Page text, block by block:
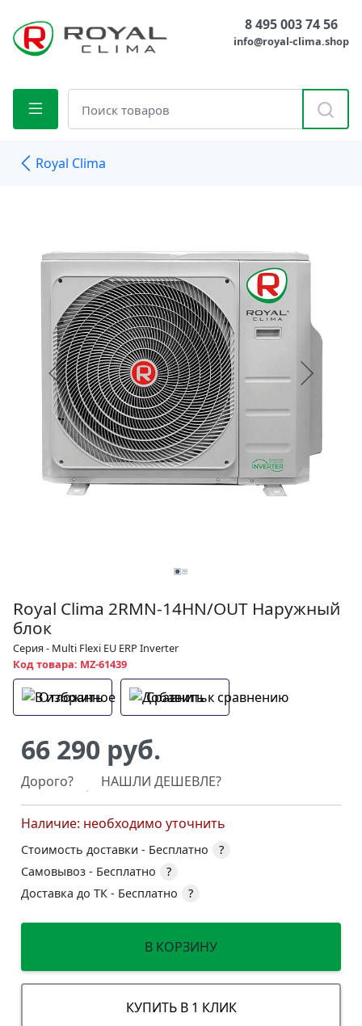
8 495 003 74 56
info@royal-clima.shop
Royal Clima
Royal Clima 2RMN-14HN/OUT Наружный
блок
Серия - Multi Flexi EU ERP Inverter
Код товара: MZ-61439
Отложить Сравнить
66 290 руб.
Дорого? НАШЛИ ДЕШЕВЛЕ?
Наличие: необходимо уточнить
Стоимость доставки - Бесплатно
?
Самовывоз - Бесплатно
?
Доставка до ТК - Бесплатно ?
В КОРЗИНУ
КУПИТЬ В 1 КЛИК